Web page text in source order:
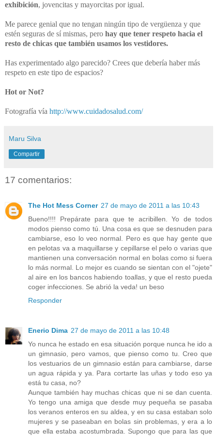
exhibición, jovencitas y mayorcitas por igual.
Me parece genial que no tengan ningún tipo de vergüenza y que
estén seguras de sí mismas, pero hay que tener respeto hacia el
resto de chicas que también usamos los vestidores.
Has experimentado algo parecido? Crees que debería haber más
respeto en este tipo de espacios?
Hot or Not?
Fotografía vía http://www.cuidadosalud.com/
Maru Silva
Compartir
17 comentarios:
The Hot Mess Corner 27 de mayo de 2011 a las 10:43
Bueno!!!! Prepárate para que te acribillen. Yo de todos
modos pienso como tú. Una cosa es que se desnuden para
cambiarse, eso lo veo normal. Pero es que hay gente que
en pelotas va a maquillarse y cepillarse el pelo o varias que
mantienen una conversación normal en bolas como si fuera
lo más normal. Lo mejor es cuando se sientan con el "ojete"
al aire en los bancos habiendo toallas, y que el resto pueda
coger infecciones. Se abrió la veda! un beso
Responder
Enerio Dima 27 de mayo de 2011 a las 10:48
Yo nunca he estado en esa situación porque nunca he ido a
un gimnasio, pero vamos, que pienso como tu. Creo que
los vestuarios de un gimnasio están para cambiarse, darse
un agua rápida y ya. Para cortarte las uñas y todo eso ya
está tu casa, no?
Aunque también hay muchas chicas que ni se dan cuenta.
Yo tengo una amiga que desde muy pequeña se pasaba
los veranos enteros en su aldea, y en su casa estaban solo
mujeres y se paseaban en bolas sin problemas, y era a lo
que ella estaba acostumbrada. Supongo que para las que